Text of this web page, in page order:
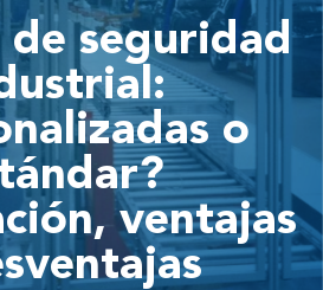
de seguridad
o
ventajas